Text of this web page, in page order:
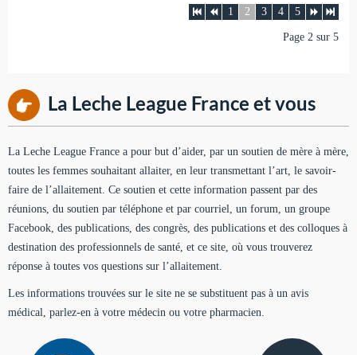
1 2 3 4 5
Page 2 sur 5
La Leche League France et vous
La Leche League France a pour but d’aider, par un soutien de mère à mère,
toutes les femmes souhaitant allaiter, en leur transmettant l’art, le savoir-
faire de l’allaitement. Ce soutien et cette information passent par des
réunions, du soutien par téléphone et par courriel, un forum, un groupe
Facebook, des publications, des congrès, des publications et des colloques à
destination des professionnels de santé, et ce site, où vous trouverez
réponse à toutes vos questions sur l’allaitement.
Les informations trouvées sur le site ne se substituent pas à un avis
médical, parlez-en à votre médecin ou votre pharmacien.